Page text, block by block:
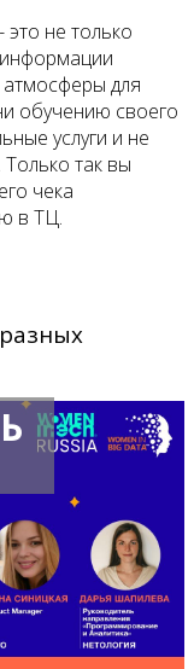
не только
для
обучению своего
услуги и не
так вы
чека
в ТЦ.